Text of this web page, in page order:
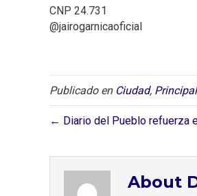
CNP 24.731
@jairogarnicaoficial
Publicado en Ciudad, Principal
← Diario del Pueblo refuerza
About